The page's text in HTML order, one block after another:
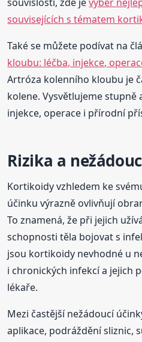
souvisejících s tématem
Také se můžete podívat na
kloubu: léčba, injekce,
Artróza kolenního kloubu je
kolene. Vysvětlujeme stupně
injekce, operace i přírodní
Rizika a
Kortikoidy vzhledem ke
účinku výrazně ovlivňují
To znamená, že při jejich
schopnosti těla bojovat s
jsou kortikoidy nevhodné u
i chronických infekcí a jejich
lékaře.
Mezi častější nežádoucí
aplikace, podráždění sliznic,